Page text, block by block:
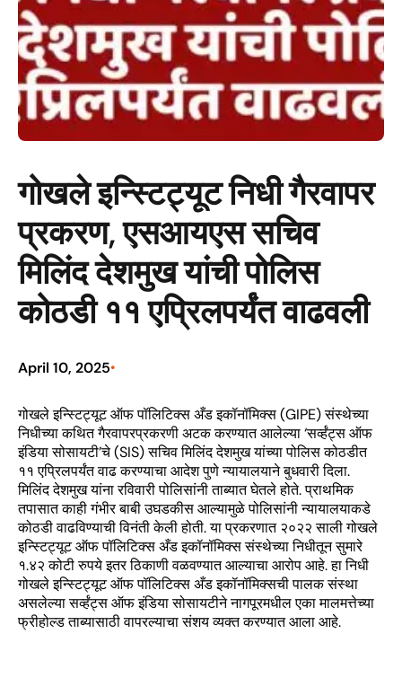
गोखले इन्स्टिट्यूट निधी गैरवापर
प्रकरण, एसआयएस सचिव
मिलिंद देशमुख यांची पोलिस
कोठडी ११ एप्रिलपर्यंत वाढवली
April 10, 2025•
गोखले इन्स्टिट्यूट ऑफ पॉलिटिक्स अँड इकॉनॉमिक्स (GIPE) संस्थेच्या
निधीच्या कथित गैरवापरप्रकरणी अटक करण्यात आलेल्या ‘सर्व्हंट्स ऑफ
इंडिया सोसायटी’चे (SIS) सचिव मिलिंद देशमुख यांच्या पोलिस कोठडीत
११ एप्रिलपर्यंत वाढ करण्याचा आदेश पुणे न्यायालयाने बुधवारी दिला.
मिलिंद देशमुख यांना रविवारी पोलिसांनी ताब्यात घेतले होते. प्राथमिक
तपासात काही गंभीर बाबी उघडकीस आल्यामुळे पोलिसांनी न्यायालयाकडे
कोठडी वाढविण्याची विनंती केली होती. या प्रकरणात २०२२ साली गोखले
इन्स्टिट्यूट ऑफ पॉलिटिक्स अँड इकॉनॉमिक्स संस्थेच्या निधीतून सुमारे
१.४२ कोटी रुपये इतर ठिकाणी वळवण्यात आल्याचा आरोप आहे. हा निधी
गोखले इन्स्टिट्यूट ऑफ पॉलिटिक्स अँड इकॉनॉमिक्सची पालक संस्था
असलेल्या सर्व्हंट्स ऑफ इंडिया सोसायटीने नागपूरमधील एका मालमत्तेच्या
फ्रीहोल्ड ताब्यासाठी वापरल्याचा संशय व्यक्त करण्यात आला आहे.